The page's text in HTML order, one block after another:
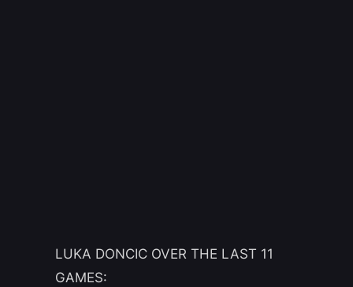
LUKA DONCIC OVER THE LAST 11
GAMES: